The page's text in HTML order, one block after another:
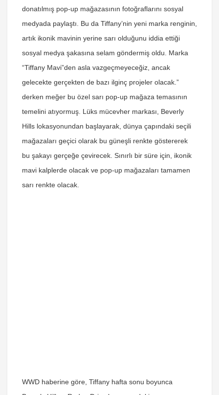
donatılmış pop-up mağazasının fotoğraflarını sosyal
medyada paylaştı. Bu da Tiffany’nin yeni marka renginin,
artık ikonik mavinin yerine sarı olduğunu iddia ettiği
sosyal medya şakasına selam göndermiş oldu. Marka
“Tiffany Mavi”den asla vazgeçmeyeceğiz, ancak
gelecekte gerçekten de bazı ilginç projeler olacak.”
derken meğer bu özel sarı pop-up mağaza temasının
temelini atıyormuş. Lüks mücevher markası, Beverly
Hills lokasyonundan başlayarak, dünya çapındaki seçili
mağazaları geçici olarak bu güneşli renkte göstererek
bu şakayı gerçeğe çevirecek. Sınırlı bir süre için, ikonik
mavi kalplerde olacak ve pop-up mağazaları tamamen
sarı renkte olacak.
WWD haberine göre, Tiffany hafta sonu boyunca